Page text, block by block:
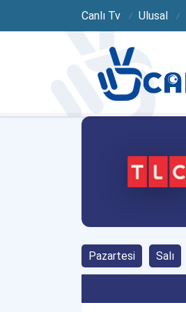
Canlı Tv Ulusal
Pazartesi Salı